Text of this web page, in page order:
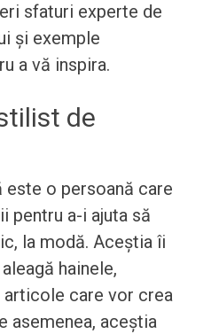
sfaturi experte de
și exemple
a vă inspira.
de
este o persoană care
pentru a-i ajuta să
la modă. Aceștia îi
hainele,
care vor crea
asemenea, aceștia